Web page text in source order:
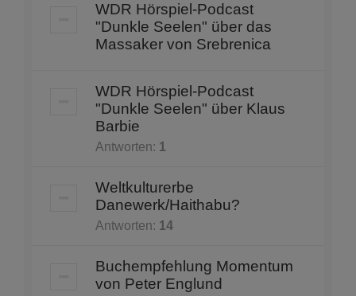
WDR Hörspiel-Podcast
"Dunkle Seelen" über das
Massaker von Srebrenica
WDR Hörspiel-Podcast
"Dunkle Seelen" über Klaus
Barbie
Antworten: 1
Weltkulturerbe
Danewerk/Haithabu?
Antworten: 14
Buchempfehlung Momentum
von Peter Englund